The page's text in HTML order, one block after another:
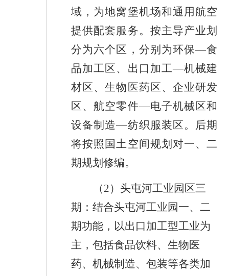
域，为地窝堡机场和通用航空
提供配套服务。按主导产业划
分为六个区，分别为环保—食
品加工区、出口加工—机械建
材区、生物医药区、企业研发
区、航空零件—电子机械区和
设备制造—纺织服装区。后期
将按照国土空间规划对一、二
期规划修编。
（2）头屯河工业园区三
期：结合头屯河工业园一、二
期功能，以出口加工型工业为
主，包括食品饮料、生物医
药、机械制造、包装等各类加